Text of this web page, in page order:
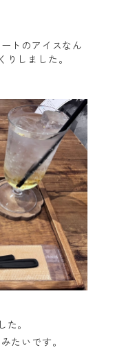
トのアイスなん
しました。
。
たいです。